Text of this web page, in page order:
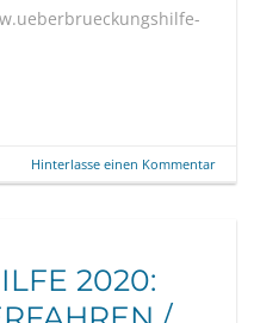
Hinterlasse einen Kommentar
2020: